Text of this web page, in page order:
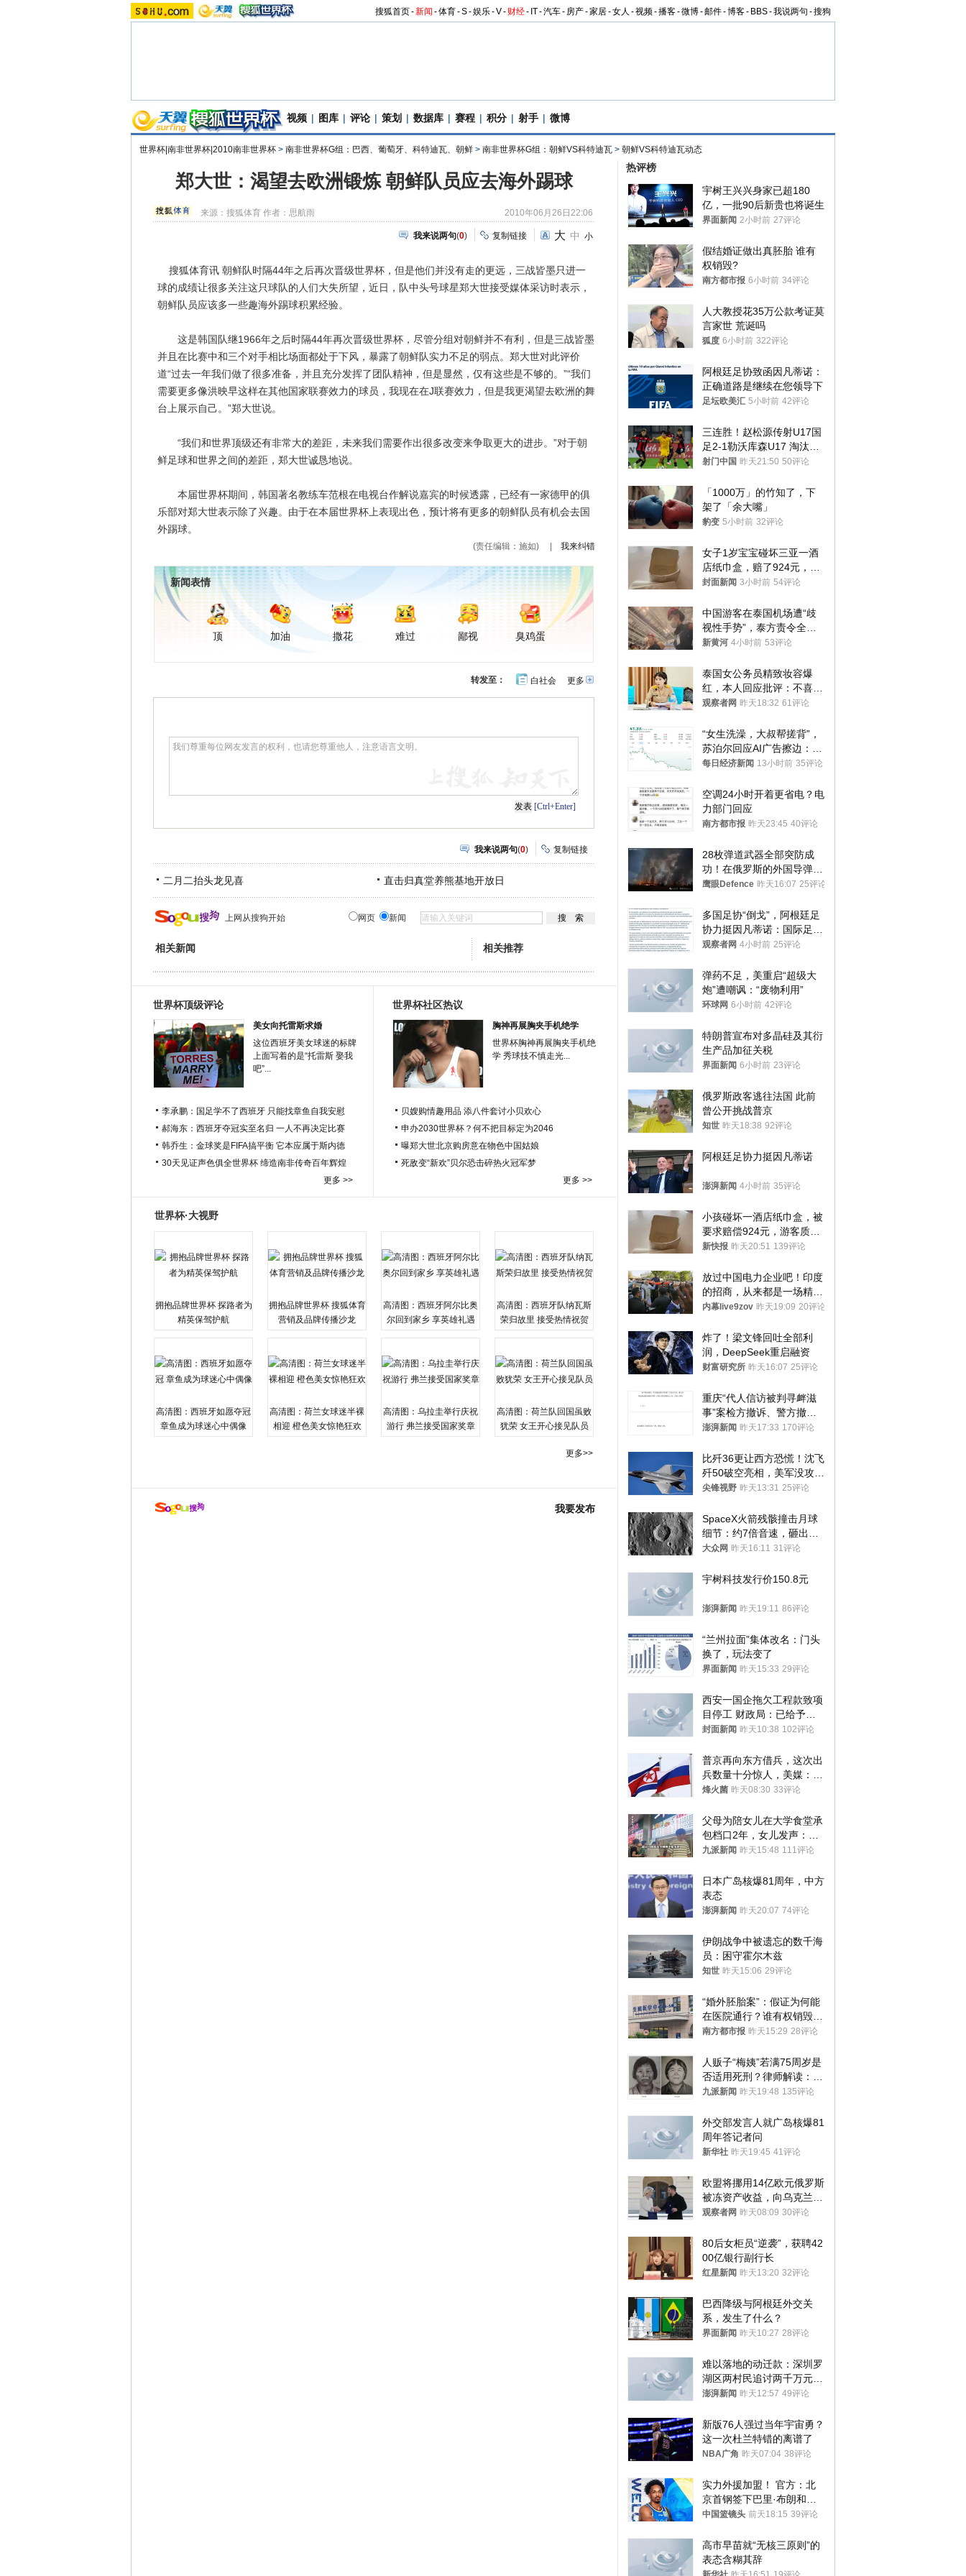
搜狐首页-新闻 -体育-S-娱乐-V- 财经- IT-汽车- 房产-家居-女人 -视频-播客-微博-邮件-博客- BBS-我说两句 -搜狗
视频 | 图库 | 评论 | 策划 | 数据库 | 赛程 | 积分 | 射手 | 微博
世界杯|南非世界杯|2010南非世界杯 > 南非世界杯G组：巴西、葡萄牙、科特迪瓦、朝鲜 > 南非世界杯G组：朝鲜VS科特迪瓦 > 朝鲜VS科特迪瓦动态
郑大世：渴望去欧洲锻炼 朝鲜队员应去海外踢球
来源：搜狐体育 作者：思航雨 2010年06月26日22:06
我来说两句(0) 复制链接 大 中 小
搜狐体育讯 朝鲜队时隔44年之后再次晋级世界杯，但是他们并没有走的更远，三战皆墨只进一
球的成绩让很多关注这只球队的人们大失所望，近日，队中头号球星郑大世接受媒体采访时表示，
朝鲜队员应该多一些趣海外踢球积累经验。
这是韩国队继1966年之后时隔44年再次晋级世界杯，尽管分组对朝鲜并不有利，但是三战皆墨
并且在比赛中和三个对手相比场面都处于下风，暴露了朝鲜队实力不足的弱点。郑大世对此评价
道“过去一年我们做了很多准备，并且充分发挥了团队精神，但是显然，仅有这些是不够的。”“我们
需要更多像洪映早这样在其他国家联赛效力的球员，我现在在J联赛效力，但是我更渴望去欧洲的舞
台上展示自己。”郑大世说。
“我们和世界顶级还有非常大的差距，未来我们需要作出很多改变来争取更大的进步。”对于朝
鲜足球和世界之间的差距，郑大世诚恳地说。
本届世界杯期间，韩国著名教练车范根在电视台作解说嘉宾的时候透露，已经有一家德甲的俱
乐部对郑大世表示除了兴趣。由于在本届世界杯上表现出色，预计将有更多的朝鲜队员有机会去国
外踢球。
(责任编辑：施如) 我来纠错
新闻表情
顶 加油 撒花 难过 鄙视 臭鸡蛋
更多开
转发至： 白社会
[Ctrl+Enter]
我来说两句(0) 复制链接
二月二抬头龙见喜 直击归真堂养熊基地开放日
上网从搜狗开始 网页 新闻
相关新闻 相关推荐
世界杯顶级评论
美女向托雷斯求婚
这位西班牙美女球迷的标牌
上面写着的是“托雷斯 娶我
吧”...
李承鹏：国足学不了西班牙 只能找章鱼自我安慰
郝海东：西班牙夺冠实至名归 一人不再决定比赛
韩乔生：金球奖是FIFA搞平衡 它本应属于斯内德
30天见证声色俱全世界杯 缔造南非传奇百年辉煌
更多 >>
世界杯社区热议
胸神再展胸夹手机绝学
世界杯胸神再展胸夹手机绝
学 秀球技不慎走光...
贝嫂购情趣用品 添八件套讨小贝欢心
申办2030世界杯？何不把目标定为2046
曝郑大世北京购房意在物色中国姑娘
死敌变“新欢”贝尔恐击碎热火冠军梦
更多 >>
世界杯·大视野
拥抱品牌世界杯 探路者为
精英保驾护航
拥抱品牌世界杯 搜狐体育
营销及品牌传播沙龙
高清图：西班牙阿尔比奥
尔回到家乡 享英雄礼遇
高清图：西班牙队纳瓦斯
荣归故里 接受热情祝贺
高清图：西班牙如愿夺冠
章鱼成为球迷心中偶像
高清图：荷兰女球迷半裸
相迎 橙色美女惊艳狂欢
高清图：乌拉圭举行庆祝
游行 弗兰接受国家奖章
高清图：荷兰队回国虽败
犹荣 女王开心接见队员
更多>>
我要发布
热评榜
宇树王兴兴身家已超180
亿，一批90后新贵也将诞生
界面新闻 2小时前 27评论
假结婚证做出真胚胎 谁有
权销毁?
南方都市报 6小时前 34评论
人大教授花35万公款考证莫
言家世 荒诞吗
狐度 6小时前 322评论
阿根廷足协致函因凡蒂诺：
正确道路是继续在您领导下
足坛欧美汇 5小时前 42评论
三连胜！赵松源传射U17国
足2-1勒沃库森U17 淘汰赛
将战河床
射门中国 昨天21:50 50评论
「1000万」的竹知了，下
架了「余大嘴」
豹变 5小时前 32评论
女子1岁宝宝碰坏三亚一酒
店纸巾盒，赔了924元，发
帖吐槽后酒店退还一半的
封面新闻 3小时前 54评论
中国游客在泰国机场遭“歧
视性手势”，泰方责令全面
调查，对责任人采取最严厉
新黄河 4小时前 53评论
泰国女公务员精致妆容爆
红，本人回应批评：不喜欢
就别看
观察者网 昨天18:32 61评论
“女生洗澡，大叔帮搓背”，
苏泊尔回应AI广告擦边：视
频全下架，已强化内容管理
每日经济新闻 13小时前 35评论
空调24小时开着更省电？电
力部门回应
南方都市报 昨天23:45 40评论
28枚弹道武器全部突防成
功！在俄罗斯的外国导弹发
射车都是合法打击目标
鹰眼Defence 昨天16:07 25评论
多国足协“倒戈”，阿根廷足
协力挺因凡蒂诺：国际足联
今后应继续在其领导下前行
观察者网 4小时前 25评论
弹药不足，美重启“超级大
炮”遭嘲讽：“废物利用”
环球网 6小时前 42评论
特朗普宣布对多晶硅及其衍
生产品加征关税
界面新闻 6小时前 23评论
俄罗斯政客逃往法国 此前
曾公开挑战普京
知世 昨天18:38 92评论
阿根廷足协力挺因凡蒂诺
澎湃新闻 4小时前 35评论
小孩碰坏一酒店纸巾盒，被
要求赔偿924元，游客质疑
酒店房客物品超高标价，市
新快报 昨天20:51 139评论
放过中国电力企业吧！印度
的招商，从来都是一场精准
收割
内幕live9zov 昨天19:09 20评论
炸了！梁文锋回吐全部利
润，DeepSeek重启融资
财富研究所 昨天16:07 25评论
重庆“代人信访被判寻衅滋
事”案检方撤诉、警方撤
案，两被告人获国赔
澎湃新闻 昨天17:33 170评论
比歼36更让西方恐慌！沈飞
歼50破空亮相，美军没攻克
的技术被拿下
尖锋视野 昨天13:31 25评论
SpaceX火箭残骸撞击月球
细节：约7倍音速，砸出直
径约30米撞击坑
大众网 昨天16:11 31评论
宇树科技发行价150.8元
澎湃新闻 昨天19:11 86评论
“兰州拉面”集体改名：门头
换了，玩法变了
界面新闻 昨天15:33 29评论
西安一国企拖欠工程款致项
目停工 财政局：已给予处
分，正督促整改
封面新闻 昨天10:38 102评论
普京再向东方借兵，这次出
兵数量十分惊人，美媒：俄
朝要动真格？
烽火菌 昨天08:30 33评论
父母为陪女儿在大学食堂承
包档口2年，女儿发声：初
衷是为了陪伴，毕业后将不
九派新闻 昨天15:48 111评论
日本广岛核爆81周年，中方
表态
澎湃新闻 昨天20:07 74评论
伊朗战争中被遗忘的数千海
员：困守霍尔木兹
知世 昨天15:06 29评论
“婚外胚胎案”：假证为何能
在医院通行？谁有权销毁胚
胎？
南方都市报 昨天15:29 28评论
人贩子“梅姨”若满75周岁是
否适用死刑？律师解读：很
大概率不会被判处死刑
九派新闻 昨天19:48 135评论
外交部发言人就广岛核爆81
周年答记者问
新华社 昨天19:45 41评论
欧盟将挪用14亿欧元俄罗斯
被冻资产收益，向乌克兰提
供援助
观察者网 昨天08:09 30评论
80后女柜员“逆袭”，获聘42
00亿银行副行长
红星新闻 昨天13:20 32评论
巴西降级与阿根廷外交关
系，发生了什么？
界面新闻 昨天10:27 28评论
难以落地的动迁款：深圳罗
湖区两村民追讨两千万元动
迁款八年未果
澎湃新闻 昨天12:57 49评论
新版76人强过当年宇宙勇？
这一次杜兰特错的离谱了
NBA广角 昨天07:04 38评论
实力外援加盟！ 官方：北
京首钢签下巴里·布朗和桑
普森
中国篮镜头 前天18:15 39评论
高市早苗就“无核三原则”的
表态含糊其辞